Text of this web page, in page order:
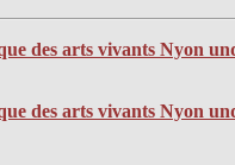
des arts vivants Nyon
des arts vivants Nyon